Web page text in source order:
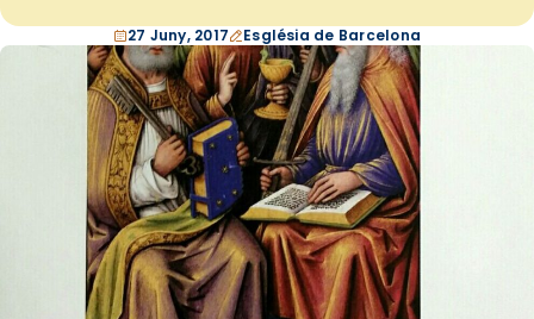
27 Juny, 2017 Església de Barcelona